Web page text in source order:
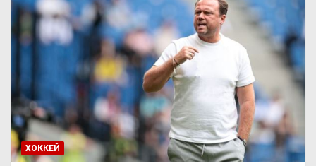
ХОККЕЙ